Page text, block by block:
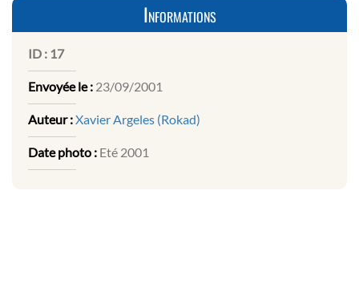
Informations
ID : 17
Envoyée le : 23/09/2001
Auteur :Xavier Argeles (Rokad)
Date photo : Eté 2001